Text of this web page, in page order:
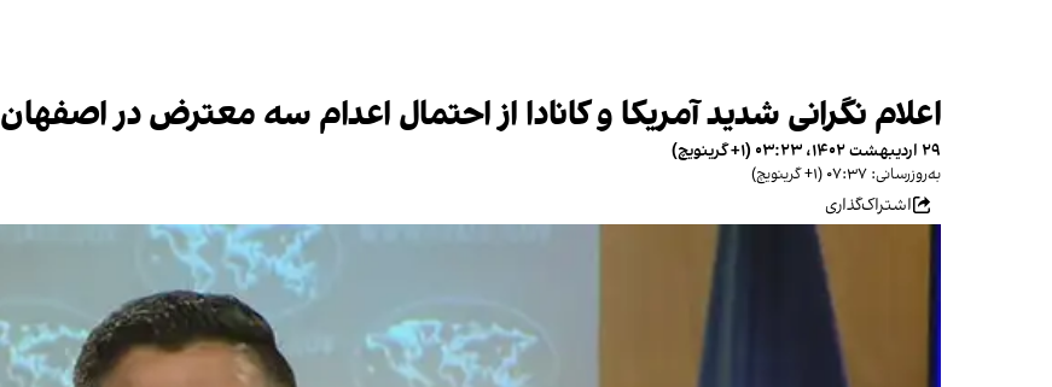
اعلام نگرانی شدید آمریکا و کانادا از احتمال اعدام سه معترض در اصفهان
۲۹ اردیبهشت ۱۴۰۲، ۰۳:۲۳ (‎+۱ گرینویچ)
به‌روزرسانی: ۰۷:۳۷ (‎+۱ گرینویچ)
اشتراک‌گذاری